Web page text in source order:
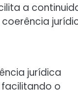
a
jurídica
o